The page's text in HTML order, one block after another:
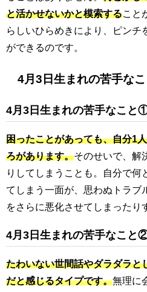
と活かせないかと模索する こと
らしいひらめきにより、ピンチ
ができるのです。
4月3日生まれの苦手なこ
4月3日生まれの苦手なこ
困ったことがあっても、自分1
ろがあります。そのせいで、解
りしてしまうことも。自分で何
てしまう一面が、思わぬトラブ
をさらに悪化させてしまったり
4月3日生まれの苦手なこ
たわいない世間話やダラダラと
だと感じるタイプです。無理に